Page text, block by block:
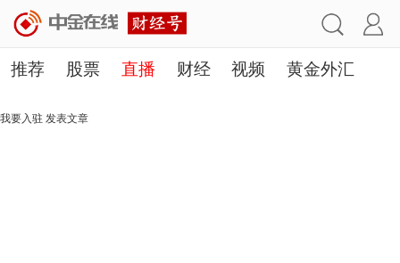
推荐 股票 直播 财经 视频 黄金外汇
理财 行业
我要入驻 发表文章